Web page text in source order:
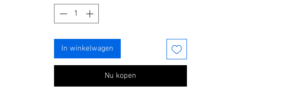
In winkelwagen
Nu kopen